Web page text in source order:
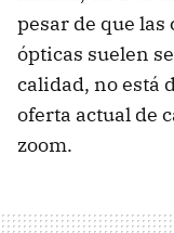
pesar de que las
ópticas suelen
calidad, no está
oferta actual de
zoom.